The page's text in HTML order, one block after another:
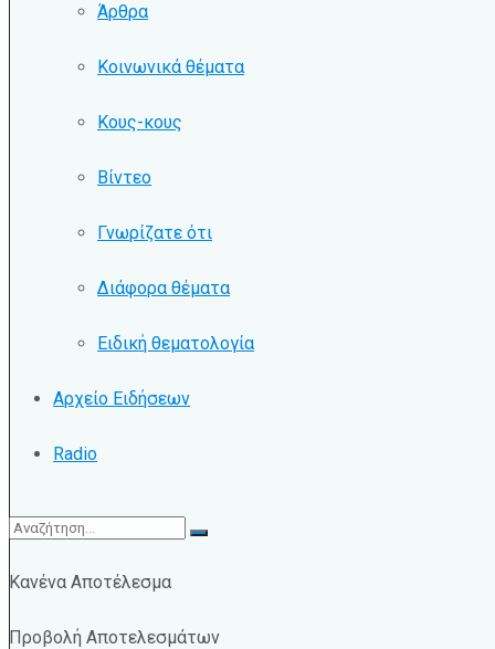
Άρθρα
Κοινωνικά θέματα
Κους-κους
Βίντεο
Γνωρίζατε ότι
Διάφορα θέματα
Ειδική θεματολογία
Αρχείο Ειδήσεων
Radio
Κανένα Αποτέλεσμα
Προβολή Αποτελεσμάτων